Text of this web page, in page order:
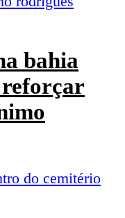
bahia
reforçar